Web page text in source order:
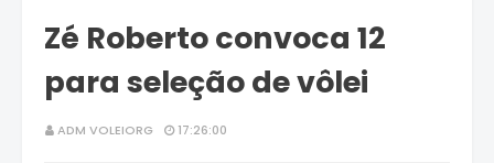
Zé Roberto convoca 12
para seleção de vôlei
ADM VOLEIORG 17:26:00